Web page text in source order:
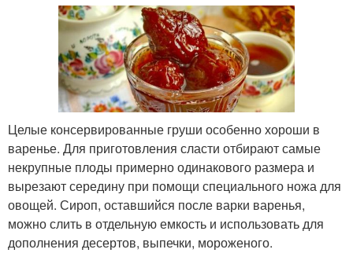
Целые консервированные груши особенно хороши в
варенье. Для приготовления сласти отбирают самые
некрупные плоды примерно одинакового размера и
вырезают середину при помощи специального ножа для
овощей. Сироп, оставшийся после варки варенья,
можно слить в отдельную емкость и использовать для
дополнения десертов, выпечки, мороженого.